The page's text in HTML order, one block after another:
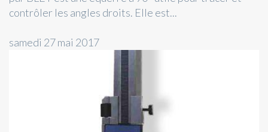
contrôler les angles droits. Elle est...
samedi 27 mai 2017